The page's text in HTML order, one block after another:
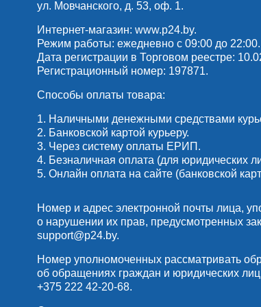
ул. Мовчанского, д. 53, оф. 1.
Интернет-магазин: www.p24.by.
Режим работы: ежедневно с 09:00 до 22:00.
Дата регистрации в Торговом реестре:
Регистрационный номер: 197871.
Способы оплаты товара:
1. Наличными денежными средствами
2. Банковской картой курьеру.
3. Через систему оплаты ЕРИП.
4. Безналичная оплата (для юридических
5. Онлайн оплата на сайте (банковской
Номер и адрес электронной почты лица,
о нарушении их прав, предусмотренных
support@p24.by.
Номер уполномоченных рассматривать
об обращениях граждан и юридических
+375 222 42-20-68.